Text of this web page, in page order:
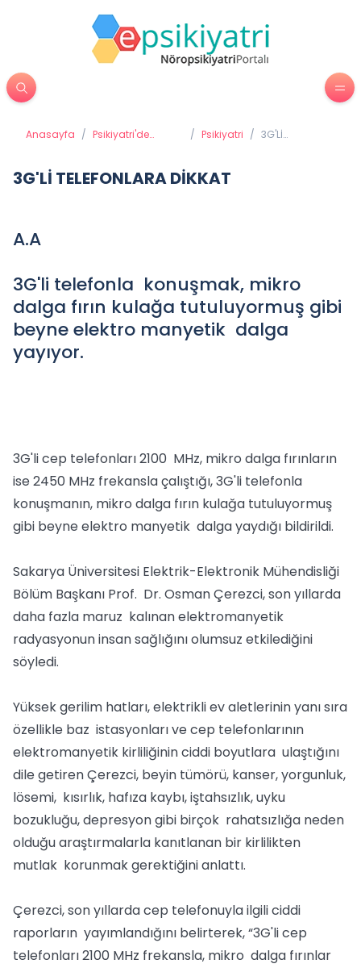
Anasayfa / Psikiyatri'de
/ Psikiyatri / 3G'Lİ
3G'Lİ TELEFONLARA DİKKAT
A.A
3G'li telefonla konuşmak, mikro
dalga fırın kulağa tutuluyormuş gibi
beyne elektro manyetik dalga
yayıyor.
3G'li cep telefonları 2100 MHz, mikro dalga fırınların
ise 2450 MHz frekansla çalıştığı, 3G'li telefonla
konuşmanın, mikro dalga fırın kulağa tutuluyormuş
gibi beyne elektro manyetik dalga yaydığı bildirildi.
Sakarya Üniversitesi Elektrik-Elektronik Mühendisliği
Bölüm Başkanı Prof. Dr. Osman Çerezci, son yıllarda
daha fazla maruz kalınan elektromanyetik
radyasyonun insan sağlığını olumsuz etkilediğini
söyledi.
Yüksek gerilim hatları, elektrikli ev aletlerinin yanı sıra
özellikle baz istasyonları ve cep telefonlarının
elektromanyetik kirliliğinin ciddi boyutlara ulaştığını
dile getiren Çerezci, beyin tümörü, kanser, yorgunluk,
lösemi, kısırlık, hafıza kaybı, iştahsızlık, uyku
bozukluğu, depresyon gibi birçok rahatsızlığa neden
olduğu araştırmalarla kanıtlanan bir kirlilikten
mutlak korunmak gerektiğini anlattı.
Çerezci, son yıllarda cep telefonuyla ilgili ciddi
raporların yayımlandığını belirterek, “3G'li cep
telefonları 2100 MHz frekansla, mikro dalga fırınlar